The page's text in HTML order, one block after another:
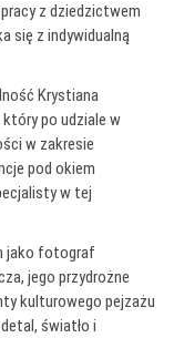
z dziedzictwem
się z indywidualną
Krystiana
który po udziale w
w zakresie
pod okiem
w tej
jako fotograf
jego przydrożne
kulturowego pejzażu
światło i